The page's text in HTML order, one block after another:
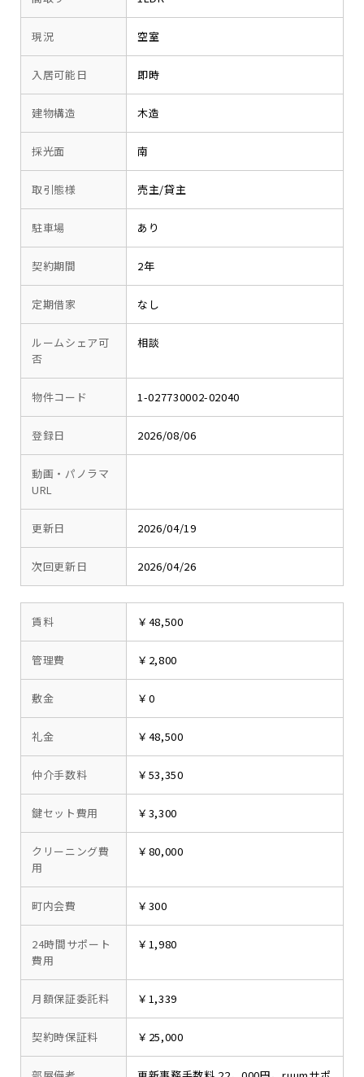
現況 空室
入居可能日 即時
建物構造 木造
採光面 南
取引態様 売主/貸主
駐車場 あり
契約期間 2年
定期借家 なし
ルームシェア可
否
相談
物件コード 1-027730002-02040
登録日 2026/08/06
動画・パノラマ
URL
更新日 2026/04/19
次回更新日 2026/04/26
賃料 ￥48,500
管理費 ￥2,800
敷金 ￥0
礼金 ￥48,500
仲介手数料 ￥53,350
鍵セット費用 ￥3,300
クリーニング費
用
￥80,000
町内会費 ￥300
24時間サポート
費用
￥1,980
月額保証委託料 ￥1,339
契約時保証料 ￥25,000